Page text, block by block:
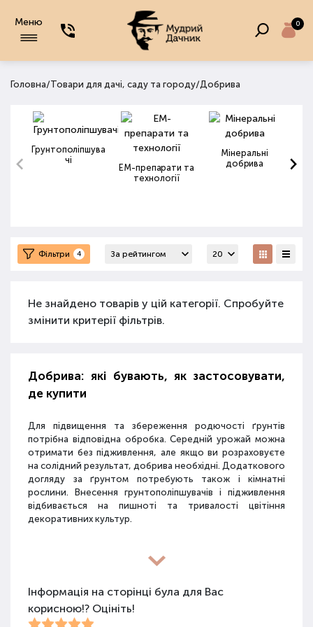
Меню 0
Головна/Товари для дачі, саду та городу/Добрива
Грунтополіпшува
чі
ЕМ-препарати та
технології
Мінеральні
добрива
Фільтри 4
Не знайдено товарів у цій категорії. Спробуйте
змінити критерії фільтрів.
Добрива: які бувають, як застосовувати,
де купити
Для підвищення та збереження родючості ґрунтів
потрібна відповідна обробка. Середній урожай можна
отримати без підживлення, але якщо ви розраховуєте
на солідний результат, добрива необхідні. Додаткового
догляду за ґрунтом потребують також і кімнатні
рослини. Внесення грунтополіпшувачів і підживлення
відбивається на пишноті та тривалості цвітіння
декоративних культур.
Різновиди засобів для покращення
Для покращення поживних якостей ґрунту
використовуються різні види засобів: мінеральні
Інформація на сторінці була для Вас
корисною!? Оцініть!